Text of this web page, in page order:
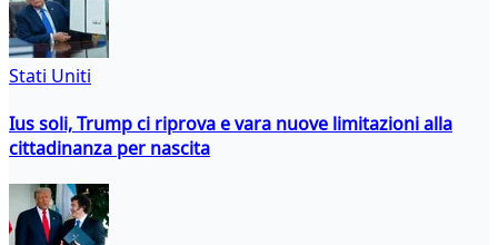
Stati Uniti
Ius soli, Trump ci riprova e vara nuove limitazioni alla
cittadinanza per nascita